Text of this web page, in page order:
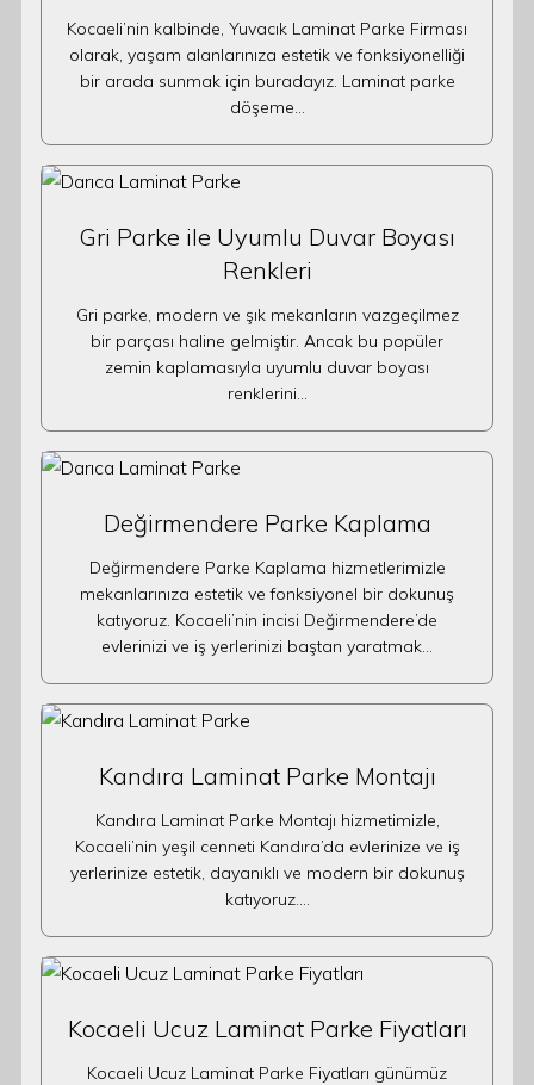
Kocaeli’nin kalbinde, Yuvacık Laminat Parke Firması
olarak, yaşam alanlarınıza estetik ve fonksiyonelliği
bir arada sunmak için buradayız. Laminat parke
döşeme…
Gri Parke ile Uyumlu Duvar Boyası
Renkleri
Gri parke, modern ve şık mekanların vazgeçilmez
bir parçası haline gelmiştir. Ancak bu popüler
zemin kaplamasıyla uyumlu duvar boyası
renklerini…
Değirmendere Parke Kaplama
Değirmendere Parke Kaplama hizmetlerimizle
mekanlarınıza estetik ve fonksiyonel bir dokunuş
katıyoruz. Kocaeli’nin incisi Değirmendere’de
evlerinizi ve iş yerlerinizi baştan yaratmak…
Kandıra Laminat Parke Montajı
Kandıra Laminat Parke Montajı hizmetimizle,
Kocaeli’nin yeşil cenneti Kandıra’da evlerinize ve iş
yerlerinize estetik, dayanıklı ve modern bir dokunuş
katıyoruz.…
Kocaeli Ucuz Laminat Parke Fiyatları
Kocaeli Ucuz Laminat Parke Fiyatları günümüz